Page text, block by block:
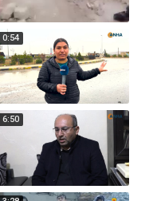
0:54
6:50